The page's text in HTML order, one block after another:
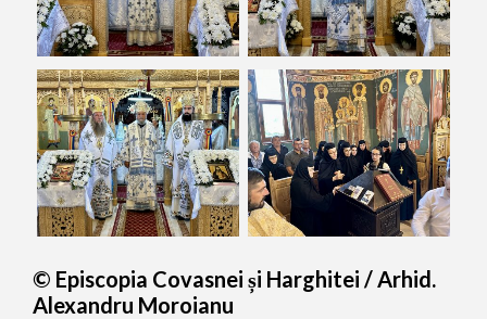
© Episcopia Covasnei și Harghitei / Arhid.
Alexandru Moroianu